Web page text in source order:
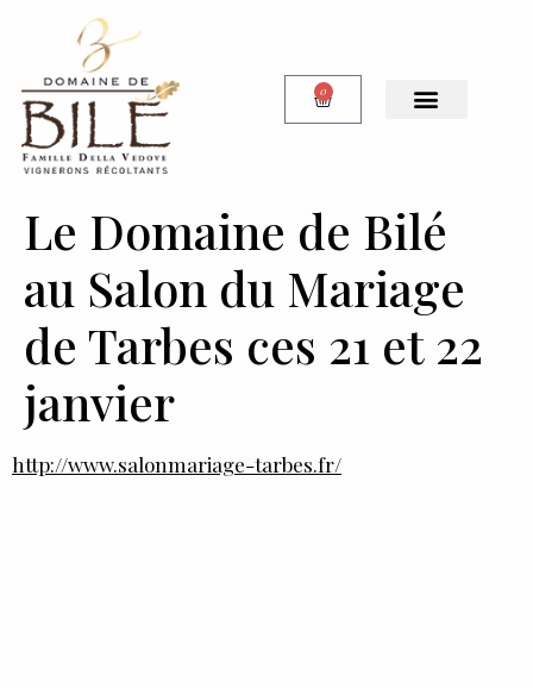
0
Le Domaine de Bilé
au Salon du Mariage
de Tarbes ces 21 et 22
janvier
http://www.salonmariage-tarbes.fr/